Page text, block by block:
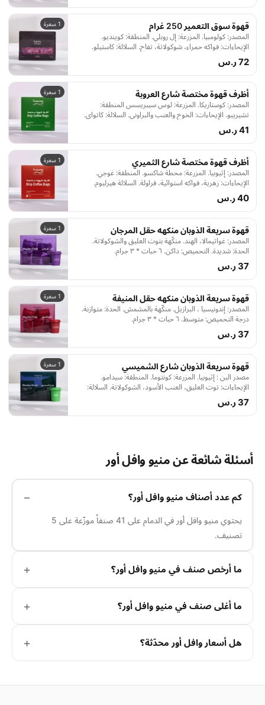
1 سعرة قهوة سوق التعمير 250 غرام
المصدر: كولومبيا. المزرعة: إل روبلي. المنطقة: كوينديو.
الإيحاءات: فواكه حمراء، شوكولاتة، تفاح. السلالة: كاستيلو.
المعالجة: مجففة. لتحميص: متوسط.
72 ر.س
1 سعرة أظرف قهوة مختصة شارع العروبة
المصدر: كوستاريكا. المزرعة: لوس سيبريسس المنطقة:
تشيريبو. الإيحاءات: الخوخ والعنب والبراوني. السلالة: كاتواي.
المعالجة: عسلية (عسل أسود ). التحميص: متوسط.
41 ر.س
1 سعرة أظرف قهوة مختصة شارع الثميري
المصدر: إثيوبيا. المزرعة: محطة شاكسو. المنطقة: غوجي.
الإيحاءات: زهرية، فواكه استوائية، فراولة. السلالة هيرليوم.
المعالجة: مجففة. درجة التحميص: متوسط إلى خفيف.
40 ر.س
1 سعرة قهوة سريعة الذوبان منكهه حقل المرجان
المصدر: غواتيمالا، الهند. منكّهة بتوت العليق والشوكولاتة.
الحدة: شديدة. التحميص: داكن. ٦ حبات * ٣ جرام.
37 ر.س
1 سعرة قهوة سريعة الذوبان منكهه حقل المنيفة
المصدر: إندونيسيا ، البرازيل. منكّهة بالمشمش. الحدة: متوازنة.
درجة التحميص: متوسط. ٦ حبات * ٣ جرام.
37 ر.س
1 سعرة قهوة سريعة الذوبان شارع الشميسي
مصدر البن : إثيوبيا. المزرعة: كونتوما. المنطقة: سيدامو.
الإيحاءات: توت العليق، العنب الأسود، الشوكولاتة. السلالة:
هيرلوم. المعالجة: مجففة. درجة التحميص: فاتح. الحدة: خفيفة.
37 ر.س
أسئلة شائعة عن منيو وافل أور
كم عدد أصناف منيو وافل أور؟
يحتوي منيو وافل أور في الدمام على 41 صنفاً موزّعة على 5
تصنيف.
ما أرخص صنف في منيو وافل أور؟
ما أغلى صنف في منيو وافل أور؟
هل أسعار وافل أور محدّثة؟